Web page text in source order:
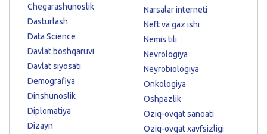
Chegarashunoslik
Dasturlash
Data Science
Davlat boshqaruvi
Davlat siyosati
Demografiya
Dinshunoslik
Diplomatiya
Dizayn
Narsalar interneti
Neft va gaz ishi
Nemis tili
Nevrologiya
Neyrobiologiya
Onkologiya
Oshpazlik
Oziq-ovqat sanoati
Oziq-ovqat xavfsizligi